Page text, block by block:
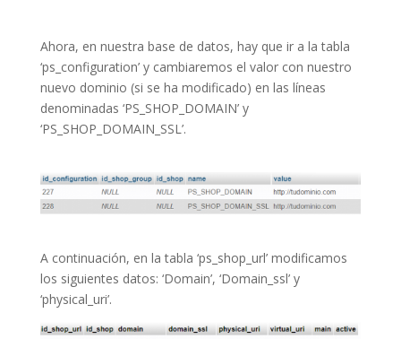
Ahora, en nuestra base de datos, hay que ir a la tabla
‘ps_configuration’ y cambiaremos el valor con nuestro
nuevo dominio (si se ha modificado) en las líneas
denominadas ‘PS_SHOP_DOMAIN’ y
‘PS_SHOP_DOMAIN_SSL’.
A continuación, en la tabla ‘ps_shop_url’ modificamos
los siguientes datos: ‘Domain’, ‘Domain_ssl’ y
‘physical_uri’.